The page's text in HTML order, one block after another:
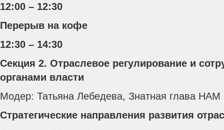
12:00 – 12:30
Перерыв на кофе
12:30 – 14:30
Секция 2. Отраслевое регулирование и
органами власти
Модер: Татьяна Лебедева, Знатная глава НАМ
Стратегические направления развития